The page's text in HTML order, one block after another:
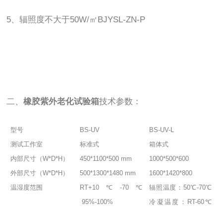
5、辐照度不大于50W/㎡BJYSL-ZN-P
二、橡胶紫外老化试验箱技术参数：
型号 BS-UV
BS-UV-L
测试工作室
标准式
箱体式
内部尺寸（W*D*H）
450*1100*500 mm
1000*500*600
外部尺寸（W*D*H）
500*1300*1480 mm
1600*1420*800
温湿度范围
RT+10℃-70℃
95%-100%
辐照温度：50℃-70℃
冷凝温度：RT-60℃